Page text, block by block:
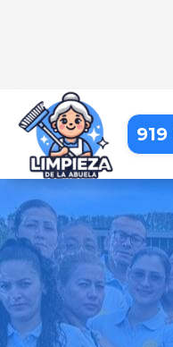
LIMPIEZA
Trabajar en
hace la